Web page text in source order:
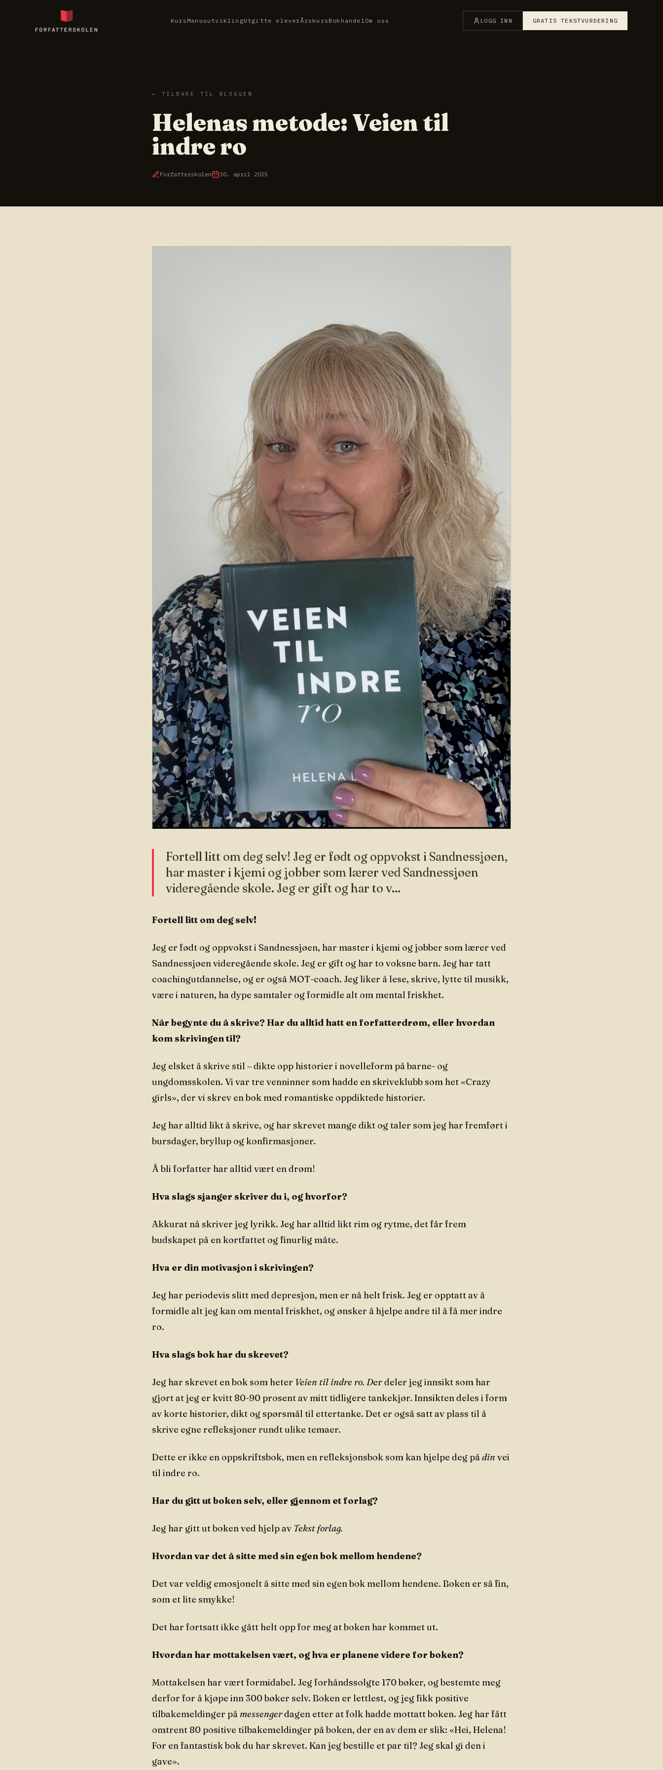
Kurs ManusutviklingUtgitte eleverÅrskurs Bokhandel Om oss LOGG INN GRATIS TEKSTVURDERING
← TILBAKE TIL BLOGGEN
Helenas metode: Veien til
indre ro
Forfatterskolen 30. april 2025
Fortell litt om deg selv! Jeg er født og oppvokst i Sandnessjøen,
har master i kjemi og jobber som lærer ved Sandnessjøen
videregående skole. Jeg er gift og har to v...
Fortell litt om deg selv!
Jeg er født og oppvokst i Sandnessjøen, har master i kjemi og jobber som lærer ved
Sandnessjøen videregående skole. Jeg er gift og har to voksne barn. Jeg har tatt
coachingutdannelse, og er også MOT-coach. Jeg liker å lese, skrive, lytte til musikk,
være i naturen, ha dype samtaler og formidle alt om mental friskhet.
Når begynte du å skrive? Har du alltid hatt en forfatterdrøm, eller hvordan
kom skrivingen til?
Jeg elsket å skrive stil – dikte opp historier i novelleform på barne- og
ungdomsskolen. Vi var tre venninner som hadde en skriveklubb som het «Crazy
girls», der vi skrev en bok med romantiske oppdiktede historier.
Jeg har alltid likt å skrive, og har skrevet mange dikt og taler som jeg har fremført i
bursdager, bryllup og konfirmasjoner.
Å bli forfatter har alltid vært en drøm!
Hva slags sjanger skriver du i, og hvorfor?
Akkurat nå skriver jeg lyrikk. Jeg har alltid likt rim og rytme, det får frem
budskapet på en kortfattet og finurlig måte.
Hva er din motivasjon i skrivingen?
Jeg har periodevis slitt med depresjon, men er nå helt frisk. Jeg er opptatt av å
formidle alt jeg kan om mental friskhet, og ønsker å hjelpe andre til å få mer indre
ro.
Hva slags bok har du skrevet?
Jeg har skrevet en bok som heter Veien til indre ro. Der deler jeg innsikt som har
gjort at jeg er kvitt 80-90 prosent av mitt tidligere tankekjør. Innsikten deles i form
av korte historier, dikt og spørsmål til ettertanke. Det er også satt av plass til å
skrive egne refleksjoner rundt ulike temaer.
Dette er ikke en oppskriftsbok, men en refleksjonsbok som kan hjelpe deg pådin vei
til indre ro.
Har du gitt ut boken selv, eller gjennom et forlag?
Jeg har gitt ut boken ved hjelp av Tekst forlag.
Hvordan var det å sitte med sin egen bok mellom hendene?
Det var veldig emosjonelt å sitte med sin egen bok mellom hendene. Boken er så fin,
som et lite smykke!
Det har fortsatt ikke gått helt opp for meg at boken har kommet ut.
Hvordan har mottakelsen vært, og hva er planene videre for boken?
Mottakelsen har vært formidabel. Jeg forhåndssolgte 170 bøker, og bestemte meg
derfor for å kjøpe inn 300 bøker selv. Boken er lettlest, og jeg fikk positive
tilbakemeldinger på messengerdagen etter at folk hadde mottatt boken. Jeg har fått
omtrent 80 positive tilbakemeldinger på boken, der en av dem er slik: «Hei, Helena!
For en fantastisk bok du har skrevet. Kan jeg bestille et par til? Jeg skal gi den i
gave».